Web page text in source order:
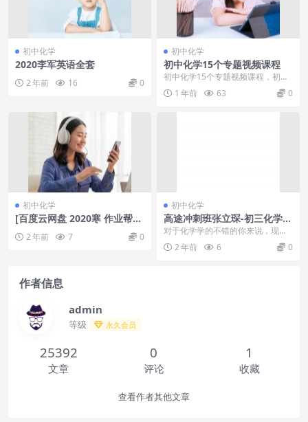
初中化学
2020李军英语全套
2 年前 16 0
初中化学
初中化学15个专题视频课程
初中化学15个专题视频课程，初中
化学15个专题视频课程目录：01.
化学使世界变...
1 年前 63 0
初中化学
[百度云网盘 2020寒 作业帮杨
2 年前 7 0
初中化学
高途冲刺班张立琛-初三化学计
算题解题技巧满分知识点归纳
对于化学学的不错的你来说，现在
可以提高了，高途冲刺班张立琛-初
三化学计算题解题技...
2 年前 6 0
作者信息
admin
等级 永久会员
25392
文章
0
评论
1
收藏
查看作者其他文章